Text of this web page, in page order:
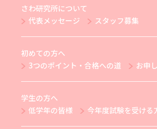
さわ研究所について
代表メッセージ
スタッフ募集
初めての方へ
3つのポイント・合格への道
お申
学生の方へ
低学年の皆様
今年度試験を受ける